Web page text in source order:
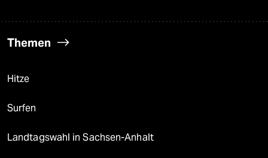
Themen
Hitze
Surfen
Landtagswahl in Sachsen-Anhalt